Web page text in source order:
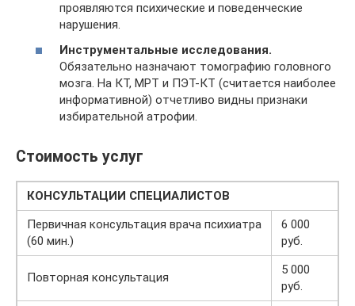
проявляются психические и поведенческие
нарушения.
Инструментальные исследования.
Обязательно назначают томографию головного
мозга. На КТ, МРТ и ПЭТ-КТ (считается наиболее
информативной) отчетливо видны признаки
избирательной атрофии.
Стоимость услуг
КОНСУЛЬТАЦИИ СПЕЦИАЛИСТОВ
Первичная консультация врача психиатра
(60 мин.)
6 000
руб.
Повторная консультация
5 000
руб.